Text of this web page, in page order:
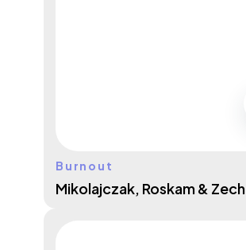
Burnout
Mikolajczak, Roskam & Zech